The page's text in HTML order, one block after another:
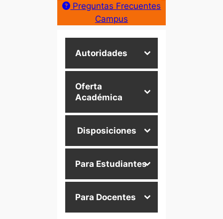
Preguntas Frecuentes
Campus
Autoridades
Oferta
Académica
Disposiciones
Para Estudiantes
Para Docentes